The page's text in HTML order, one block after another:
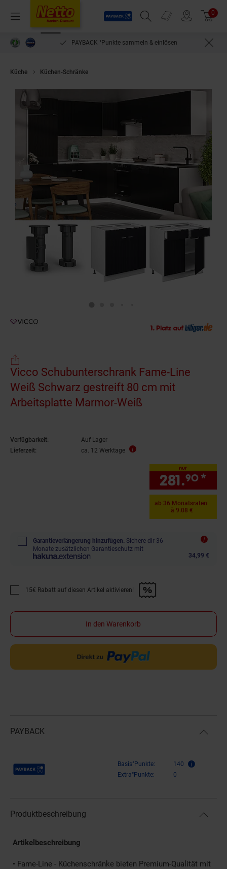
Menü
Payback
Suchfeld einblenden
Prospekte 0
PAYBACK °Punkte sammeln & einlösen
Küche Küchen-Schränke
Vicco Schubunterschrank Fame-Line
Weiß Schwarz gestreift 80 cm mit
Arbeitsplatte Marmor-Weiß
Verfügbarkeit:
Auf Lager
Lieferzeit:
ca. 12 Werktage
nur
281.90 *
ab 36 Monatsraten
à 9.08 €
Garantieverlängerung hinzufügen. Sichere dir 36
Monate zusätzlichen Garantieschutz mit
34,99 €
Promotion "15€ Rabatt auf diesen Artikel aktivieren!" anwenden
15€ Rabatt auf diesen Artikel aktivieren!
In den Warenkorb
PAYBACK
Payback Punkte Basis°Punkte:
140
Extra°Punkte:
0
Produktbeschreibung
Artikelbeschreibung
• Fame-Line - Küchenschränke bieten Premium-Qualität mit